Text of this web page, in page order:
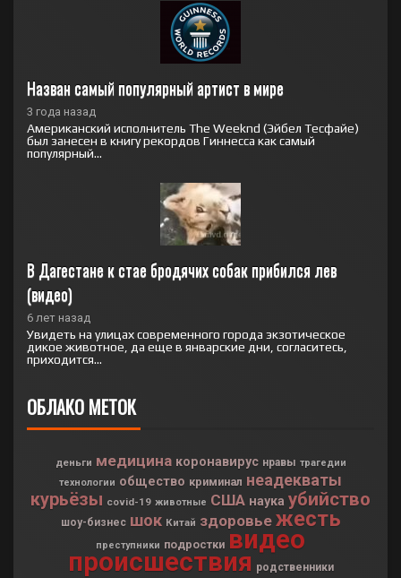
Назван самый популярный артист в мире
3 года назад
Американский исполнитель The Weeknd (Эйбел Тесфайе)
был занесен в книгу рекордов Гиннесса как самый
популярный...
В Дагестане к стае бродячих собак прибился лев
(видео)
6 лет назад
Увидеть на улицах современного города экзотическое
дикое животное, да еще в январские дни, согласитесь,
приходится...
ОБЛАКО МЕТОК
деньги медицина коронавирус нравы трагедии
технологии общество криминал неадекваты
курьёзы covid-19 животные США наука убийство
шоу-бизнес шок Китай здоровье жесть
преступники подростки видео
происшествия родственники